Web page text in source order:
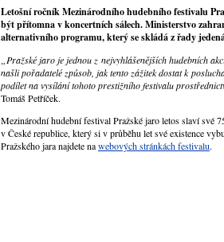
Letošní ročník Mezinárodního hudebního festivalu
být přítomna v koncertních sálech. Ministerstvo
alternativního programu, který se skládá z řady
„Pražské jaro je jednou z nejvyhlášenějších hudebních
našli pořadatelé způsob, jak tento zážitek dostat k
podílet na vysílání tohoto prestižního festivalu
Tomáš Petříček.
Mezinárodní hudební festival Pražské jaro letos slaví své
v České republice, který si v průběhu let své existence
Pražského jara najdete nawebových stránkách festivalu.